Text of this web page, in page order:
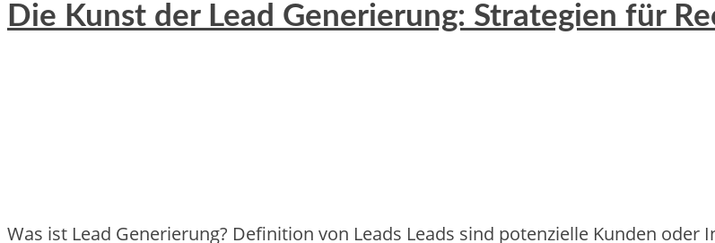
Die Kunst der Lead Generierung: Strategien für
Was ist Lead Generierung? Definition von Leads Leads sind potenzielle Kunden